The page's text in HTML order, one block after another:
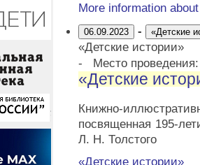
More information
06.09.2023 - «Детские
«Детские истории»
-
Место
«Детские
Книжно-
посвященная 195-
Л. Н. Толстого
«Детские истории»